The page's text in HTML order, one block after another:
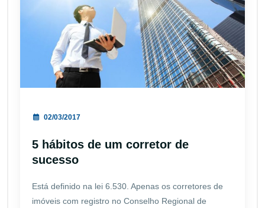
02/03/2017
5 hábitos de um corretor de
sucesso
Está definido na lei 6.530. Apenas os corretores de
imóveis com registro no Conselho Regional de